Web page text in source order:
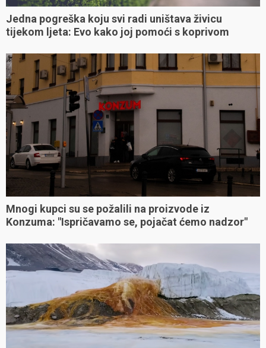
Jedna pogreška koju svi radi uništava živicu
tijekom ljeta: Evo kako joj pomoći s koprivom
Mnogi kupci su se požalili na proizvode iz
Konzuma: "Ispričavamo se, pojačat ćemo nadzor"